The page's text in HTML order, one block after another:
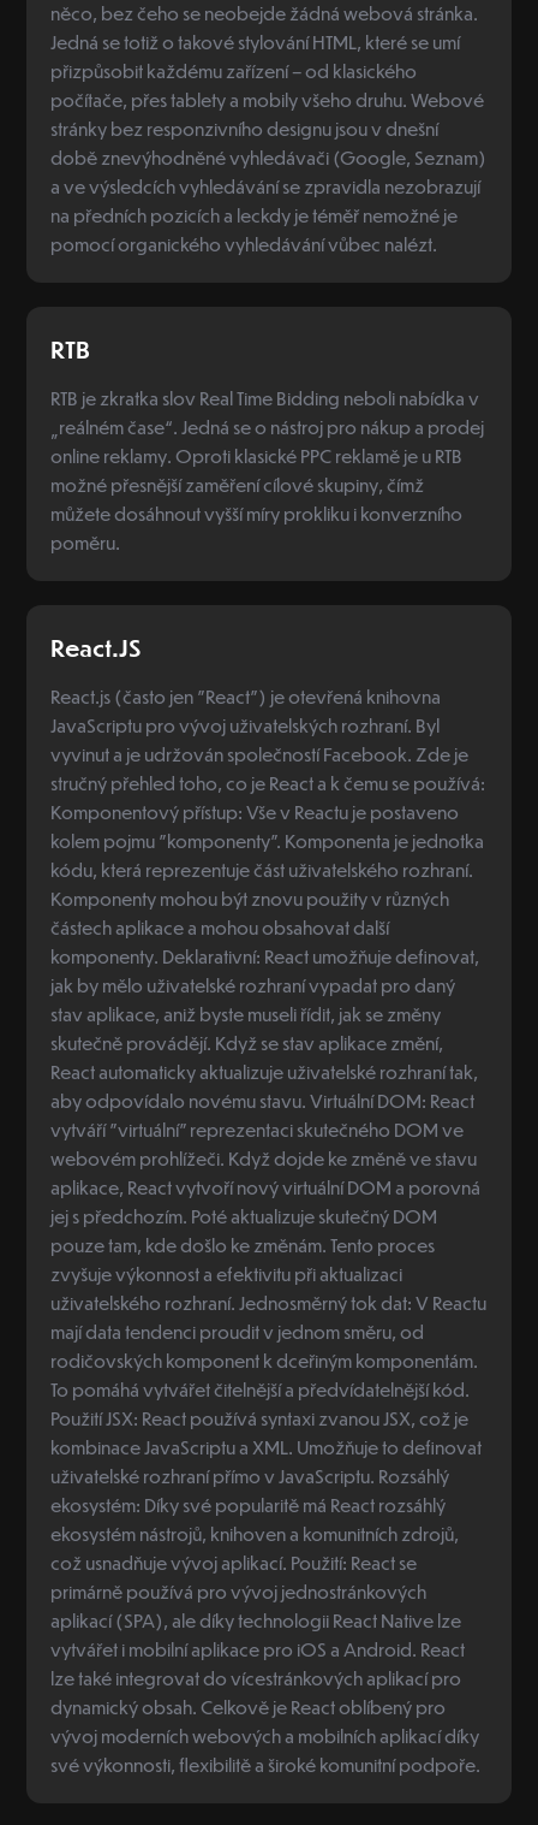
něco, bez čeho se neobejde žádná webová stránka.
Jedná se totiž o takové stylování HTML, které se umí
přizpůsobit každému zařízení – od klasického
počítače, přes tablety a mobily všeho druhu. Webové
stránky bez responzivního designu jsou v dnešní
době znevýhodněné vyhledávači (Google, Seznam)
a ve výsledcích vyhledávání se zpravidla nezobrazují
na předních pozicích a leckdy je téměř nemožné je
pomocí organického vyhledávání vůbec nalézt.
RTB
RTB je zkratka slov Real Time Bidding neboli nabídka v
„reálném čase“. Jedná se o nástroj pro nákup a prodej
online reklamy. Oproti klasické PPC reklamě je u RTB
možné přesnější zaměření cílové skupiny, čímž
můžete dosáhnout vyšší míry prokliku i konverzního
poměru.
React.JS
React.js (často jen "React") je otevřená knihovna
JavaScriptu pro vývoj uživatelských rozhraní. Byl
vyvinut a je udržován společností Facebook. Zde je
stručný přehled toho, co je React a k čemu se používá:
Komponentový přístup: Vše v Reactu je postaveno
kolem pojmu "komponenty". Komponenta je jednotka
kódu, která reprezentuje část uživatelského rozhraní.
Komponenty mohou být znovu použity v různých
částech aplikace a mohou obsahovat další
komponenty. Deklarativní: React umožňuje definovat,
jak by mělo uživatelské rozhraní vypadat pro daný
stav aplikace, aniž byste museli řídit, jak se změny
skutečně provádějí. Když se stav aplikace změní,
React automaticky aktualizuje uživatelské rozhraní tak,
aby odpovídalo novému stavu. Virtuální DOM: React
vytváří "virtuální" reprezentaci skutečného DOM ve
webovém prohlížeči. Když dojde ke změně ve stavu
aplikace, React vytvoří nový virtuální DOM a porovná
jej s předchozím. Poté aktualizuje skutečný DOM
pouze tam, kde došlo ke změnám. Tento proces
zvyšuje výkonnost a efektivitu při aktualizaci
uživatelského rozhraní. Jednosměrný tok dat: V Reactu
mají data tendenci proudit v jednom směru, od
rodičovských komponent k dceřiným komponentám.
To pomáhá vytvářet čitelnější a předvídatelnější kód.
Použití JSX: React používá syntaxi zvanou JSX, což je
kombinace JavaScriptu a XML. Umožňuje to definovat
uživatelské rozhraní přímo v JavaScriptu. Rozsáhlý
ekosystém: Díky své popularitě má React rozsáhlý
ekosystém nástrojů, knihoven a komunitních zdrojů,
což usnadňuje vývoj aplikací. Použití: React se
primárně používá pro vývoj jednostránkových
aplikací (SPA), ale díky technologii React Native lze
vytvářet i mobilní aplikace pro iOS a Android. React
lze také integrovat do vícestránkových aplikací pro
dynamický obsah. Celkově je React oblíbený pro
vývoj moderních webových a mobilních aplikací díky
své výkonnosti, flexibilitě a široké komunitní podpoře.